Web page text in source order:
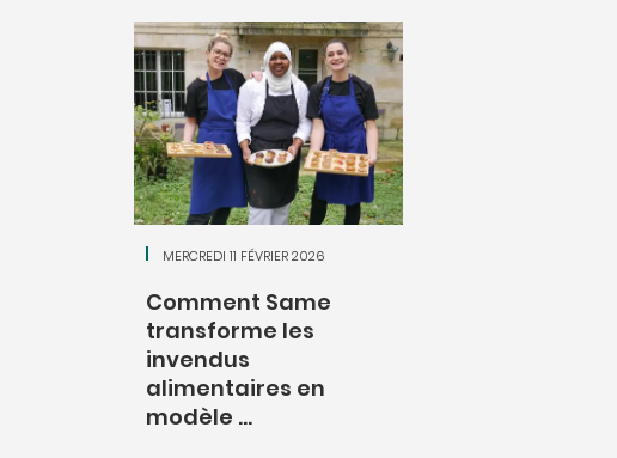
MERCREDI 11 FÉVRIER 2026
Comment Same
transforme les
invendus
alimentaires en
modèle ...